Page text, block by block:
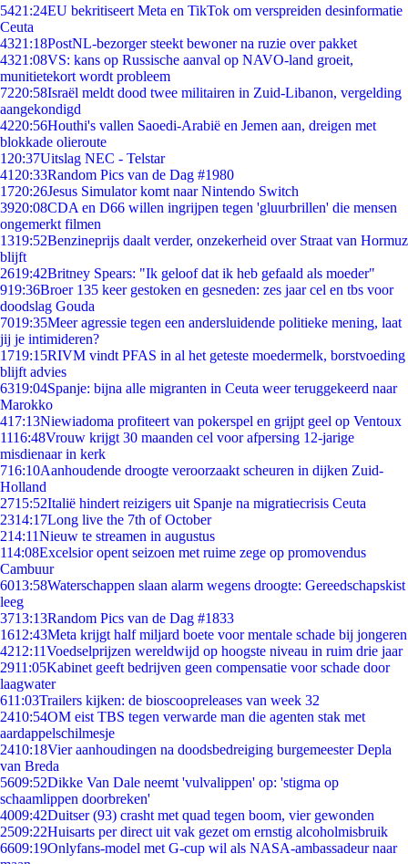
5421:24EU bekritiseert Meta en TikTok om verspreiden desinformatie
Ceuta
4321:18PostNL-bezorger steekt bewoner na ruzie over pakket
4321:08VS: kans op Russische aanval op NAVO-land groeit,
munitietekort wordt probleem
7220:58Israël meldt dood twee militairen in Zuid-Libanon, vergelding
aangekondigd
4220:56Houthi's vallen Saoedi-Arabië en Jemen aan, dreigen met
blokkade olieroute
1 20:37Uitslag NEC - Telstar
41 20:33Random Pics van de Dag #1980
1720:26Jesus Simulator komt naar Nintendo Switch
3920:08CDA en D66 willen ingrijpen tegen 'gluurbrillen' die mensen
ongemerkt filmen
1319:52Benzineprijs daalt verder, onzekerheid over Straat van Hormuz
blijft
2619:42Britney Spears: "Ik geloof dat ik heb gefaald als moeder"
919:36Broer 135 keer gestoken en gesneden: zes jaar cel en tbs voor
doodslag Gouda
7019:35Meer agressie tegen een andersluidende politieke mening, laat
jij je intimideren?
1719:15RIVM vindt PFAS in al het geteste moedermelk, borstvoeding
blijft advies
6319:04Spanje: bijna alle migranten in Ceuta weer teruggekeerd naar
Marokko
417:13Niewiadoma profiteert van pokerspel en grijpt geel op Ventoux
1116:48Vrouw krijgt 30 maanden cel voor afpersing 12-jarige
misdienaar in kerk
716:10Aanhoudende droogte veroorzaakt scheuren in dijken Zuid-
Holland
2715:52Italië hindert reizigers uit Spanje na migratiecrisis Ceuta
2314:17Long live the 7th of October
214:11Nieuw te streamen in augustus
114:08Excelsior opent seizoen met ruime zege op promovendus
Cambuur
6013:58Waterschappen slaan alarm wegens droogte: Gereedschapskist
leeg
3713:13Random Pics van de Dag #1833
1612:43Meta krijgt half miljard boete voor mentale schade bij jongeren
4212:11Voedselprijzen wereldwijd op hoogste niveau in ruim drie jaar
2911:05Kabinet geeft bedrijven geen compensatie voor schade door
laagwater
611:03Trailers kijken: de bioscoopreleases van week 32
2410:54OM eist TBS tegen verwarde man die agenten stak met
aardappelschilmesje
2410:18Vier aanhoudingen na doodsbedreiging burgemeester Depla
van Breda
5609:52Dikke Van Dale neemt 'vulvalippen' op: 'stigma op
schaamlippen doorbreken'
4009:42Duitser (93) crasht met quad tegen boom, vier gewonden
2509:22Huisarts per direct uit vak gezet om ernstig alcoholmisbruik
6609:19Onlyfans-model met G-cup wil als NASA-ambassadeur naar